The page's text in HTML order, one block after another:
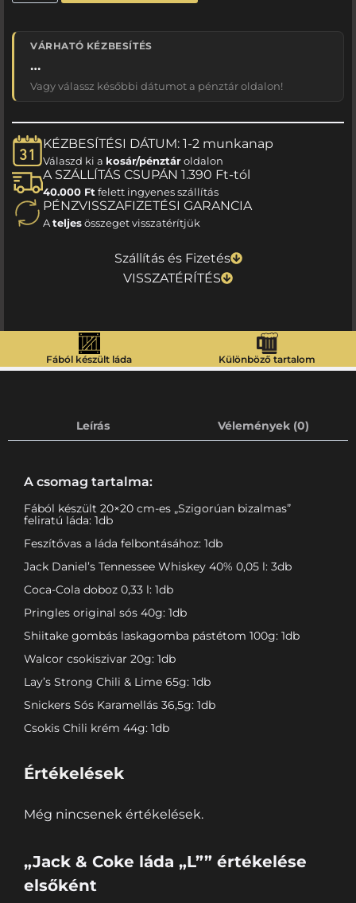
VÁRHATÓ KÉZBESÍTÉS
…
Vagy válassz későbbi dátumot a pénztár oldalon!
KÉZBESÍTÉSI DÁTUM: 1-2 munkanap
Válaszd ki a kosár/pénztároldalon
A SZÁLLÍTÁS CSUPÁN 1.390 Ft-tól
40.000 Ft felett ingyenes szállítás
PÉNZVISSZAFIZETÉSI GARANCIA
Ateljesösszeget visszatérítjük
Szállítás és Fizetés
VISSZATÉRÍTÉS
Fából készült láda Különböző tartalom
Leírás Vélemények (0)
A csomag tartalma:
Fából készült 20×20 cm-es „Szigorúan bizalmas”
feliratú láda: 1db
Feszítővas a láda felbontásához: 1db
Jack Daniel’s Tennessee Whiskey 40% 0,05 l: 3db
Coca-Cola doboz 0,33 l: 1db
Pringles original sós 40g: 1db
Shiitake gombás laskagomba pástétom 100g: 1db
Walcor csokiszivar 20g: 1db
Lay’s Strong Chili & Lime 65g: 1db
Snickers Sós Karamellás 36,5g: 1db
Csokis Chili krém 44g: 1db
Értékelések
Még nincsenek értékelések.
„Jack & Coke láda „L”” értékelése
elsőként